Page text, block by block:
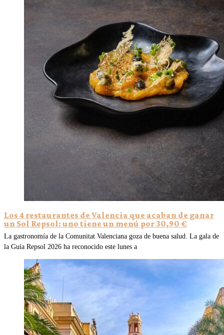
Los 4 restaurantes de Valencia que acaban de ganar
un Sol Repsol: uno tiene un menú por 30,90 €
La gastronomía de la Comunitat Valenciana goza de buena salud. La gala de
la Guía Repsol 2026 ha reconocido este lunes a